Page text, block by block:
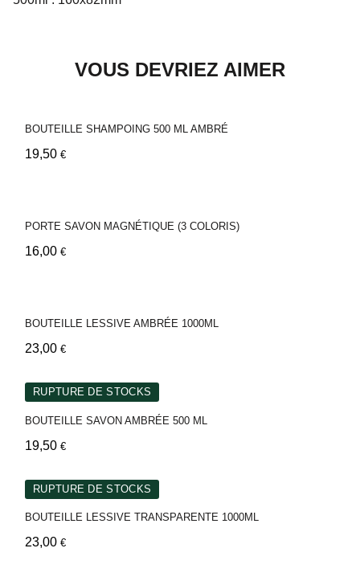
VOUS DEVRIEZ AIMER
BOUTEILLE SHAMPOING 500 ML AMBRÉ
19,50 €
PORTE SAVON MAGNÉTIQUE (3 COLORIS)
16,00 €
BOUTEILLE LESSIVE AMBRÉE 1000ML
23,00 €
RUPTURE DE STOCKS
BOUTEILLE SAVON AMBRÉE 500 ML
19,50 €
RUPTURE DE STOCKS
BOUTEILLE LESSIVE TRANSPARENTE 1000ML
23,00 €